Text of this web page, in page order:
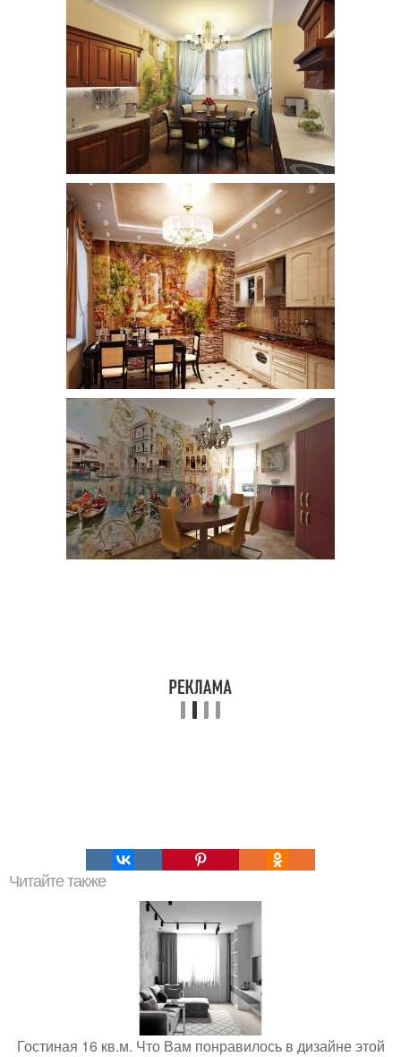
Читайте также
Гостиная 16 кв.м. Что Вам понравилось в дизайне этой